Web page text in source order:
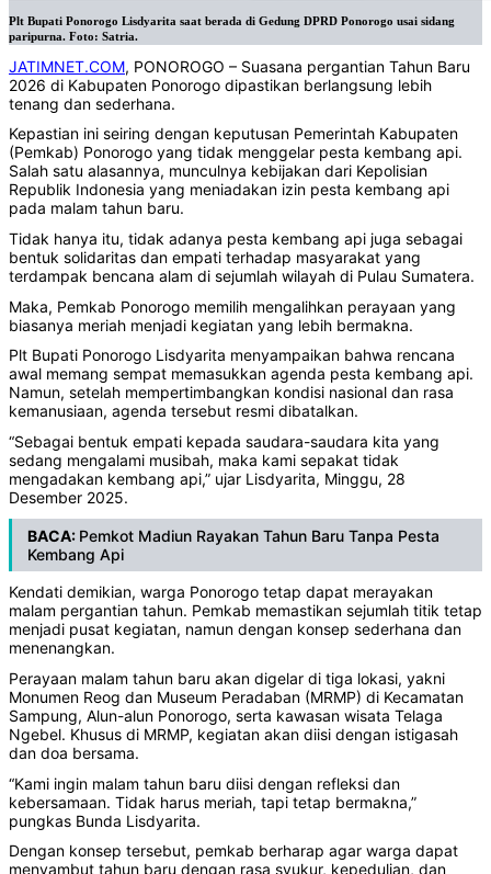
Plt Bupati Ponorogo Lisdyarita saat berada di Gedung DPRD Ponorogo usai sidang
paripurna. Foto: Satria.
JATIMNET.COM, PONOROGO – Suasana pergantian Tahun Baru
2026 di Kabupaten Ponorogo dipastikan berlangsung lebih
tenang dan sederhana.
Kepastian ini seiring dengan keputusan Pemerintah Kabupaten
(Pemkab) Ponorogo yang tidak menggelar pesta kembang api.
Salah satu alasannya, munculnya kebijakan dari Kepolisian
Republik Indonesia yang meniadakan izin pesta kembang api
pada malam tahun baru.
Tidak hanya itu, tidak adanya pesta kembang api juga sebagai
bentuk solidaritas dan empati terhadap masyarakat yang
terdampak bencana alam di sejumlah wilayah di Pulau Sumatera.
Maka, Pemkab Ponorogo memilih mengalihkan perayaan yang
biasanya meriah menjadi kegiatan yang lebih bermakna.
Plt Bupati Ponorogo Lisdyarita menyampaikan bahwa rencana
awal memang sempat memasukkan agenda pesta kembang api.
Namun, setelah mempertimbangkan kondisi nasional dan rasa
kemanusiaan, agenda tersebut resmi dibatalkan.
“Sebagai bentuk empati kepada saudara-saudara kita yang
sedang mengalami musibah, maka kami sepakat tidak
mengadakan kembang api,” ujar Lisdyarita, Minggu, 28
Desember 2025.
BACA: Pemkot Madiun Rayakan Tahun Baru Tanpa Pesta
Kembang Api
Kendati demikian, warga Ponorogo tetap dapat merayakan
malam pergantian tahun. Pemkab memastikan sejumlah titik tetap
menjadi pusat kegiatan, namun dengan konsep sederhana dan
menenangkan.
Perayaan malam tahun baru akan digelar di tiga lokasi, yakni
Monumen Reog dan Museum Peradaban (MRMP) di Kecamatan
Sampung, Alun-alun Ponorogo, serta kawasan wisata Telaga
Ngebel. Khusus di MRMP, kegiatan akan diisi dengan istigasah
dan doa bersama.
“Kami ingin malam tahun baru diisi dengan refleksi dan
kebersamaan. Tidak harus meriah, tapi tetap bermakna,”
pungkas Bunda Lisdyarita.
Dengan konsep tersebut, pemkab berharap agar warga dapat
menyambut tahun baru dengan rasa syukur, kepedulian, dan